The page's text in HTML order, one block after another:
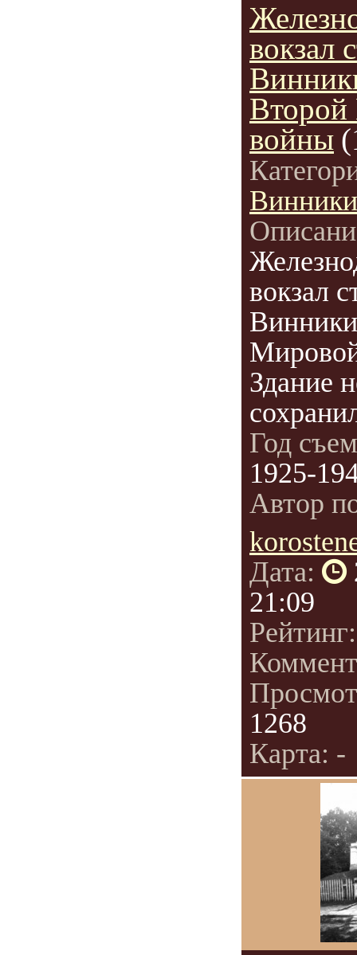
вокзал
войны
Винники
вокзал
Здание
Год
1925-
Автор
Дата:
21:09
1268
Карта: -